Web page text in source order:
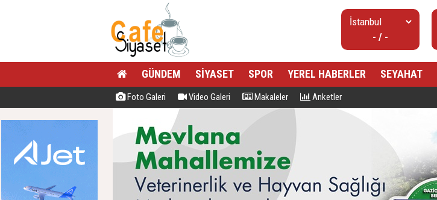
- / -
GÜNDEM SİYASET SPOR YEREL HABERLER SEYAHAT
Foto Galeri Video Galeri Makaleler Anketler